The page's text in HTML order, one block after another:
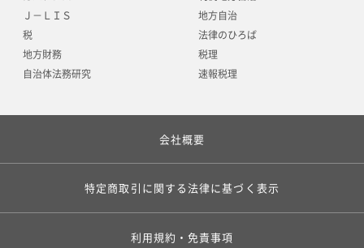
Ｊ－ＬＩＳ
税
地方財務
自治体法務研究
地方自治
法律のひろば
税理
速報税理
会社概要
特定商取引に関する法律に基づく表示
利用規約・免責事項